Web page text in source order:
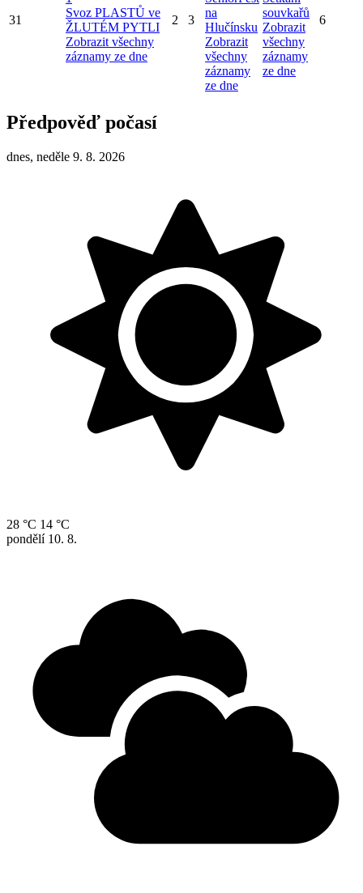
31
Svoz PLASTŮ ve
ŽLUTÉM PYTLI
Zobrazit všechny
záznamy ze dne
2 3
na
Hlučínsku
Zobrazit
všechny
záznamy
ze dne
souvkařů
Zobrazit
všechny
záznamy
ze dne
6
Předpověď počasí
dnes, neděle 9. 8. 2026
28 °C 14 °C
pondělí 10. 8.